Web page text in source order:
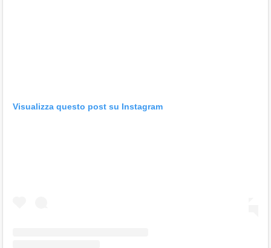
Visualizza questo post su Instagram